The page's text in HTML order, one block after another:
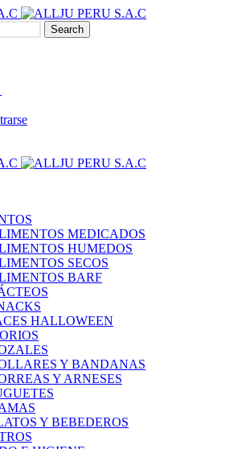
Search
MEDICADOS
HUMEDOS
SECOS
BARF
HALLOWEEN
Y BANDANAS
Y ARNESES
Y BEBEDEROS